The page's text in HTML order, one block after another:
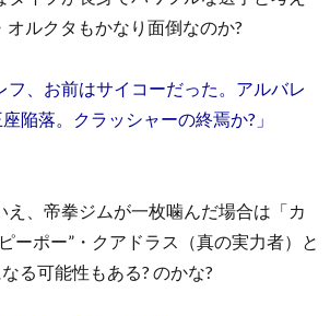
オルクタもかなり面倒なのか?
フ、お前はサイコーだった。アルバレ
陥落。クラッシャーの終焉か?」
え、帝拳ジムが一枚噛んだ場合は「カ
ーポー”・クアドラス（真の実力者）と
る可能性もある? のかな?